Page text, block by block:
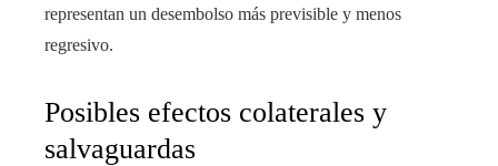
representan un desembolso más previsible y menos
regresivo.
Posibles efectos colaterales y
salvaguardas